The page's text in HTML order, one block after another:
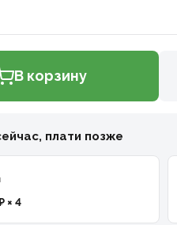
В корзину
плати позже
× 4